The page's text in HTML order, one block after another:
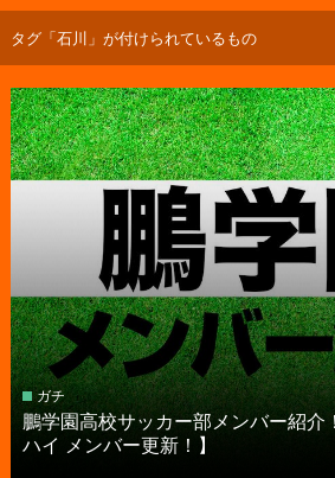
タグ「石川」が付けられているもの
ガチ
鵬学園高校サッカー部メンバー紹介
ハイ メンバー更新！】